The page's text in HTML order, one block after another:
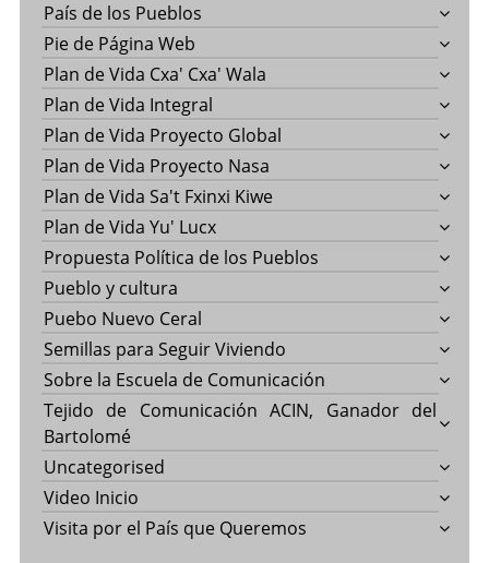
País de los Pueblos
Pie de Página Web
Plan de Vida Cxa' Cxa' Wala
Plan de Vida Integral
Plan de Vida Proyecto Global
Plan de Vida Proyecto Nasa
Plan de Vida Sa't Fxinxi Kiwe
Plan de Vida Yu' Lucx
Propuesta Política de los Pueblos
Pueblo y cultura
Puebo Nuevo Ceral
Semillas para Seguir Viviendo
Sobre la Escuela de Comunicación
Tejido de Comunicación ACIN, Ganador del
Bartolomé
Uncategorised
Video Inicio
Visita por el País que Queremos